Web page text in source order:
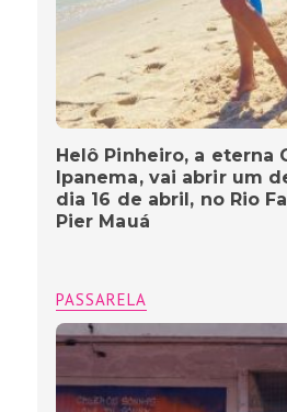
Helô Pinheiro, a eterna
Ipanema, vai abrir um
dia 16 de abril, no Rio
Pier Mauá
PASSARELA